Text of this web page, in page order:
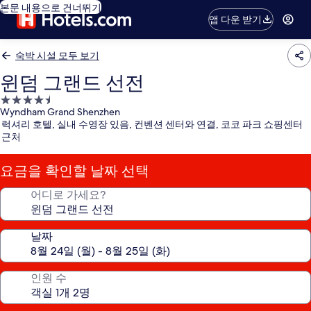
본문 내용으로 건너뛰기
앱 다운 받기
숙박 시설 모두 보기
윈덤 그랜드 선전
4.5
성
급
숙
시
설
Wyndham Grand Shenzhen
럭셔리 호텔, 실내 수영장 있음, 컨벤션 센터와 연결, 코코 파크 쇼핑센터
근처
요금을 확인할 날짜 선택
어디로 가세요?
날짜
인원 수